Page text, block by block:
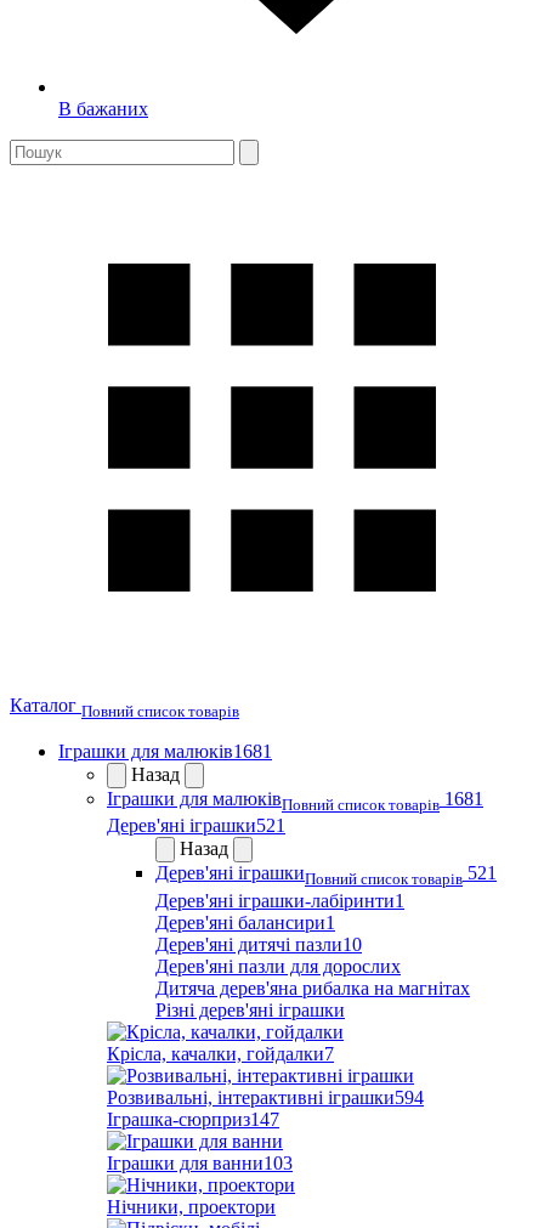
В бажаних
Каталог Повний список товарів
Іграшки для малюків1681
Назад
Іграшки для малюківПовний список товарів 1681
Дерев'яні іграшки521
Назад
Дерев'яні іграшкиПовний список товарів 521
Дерев'яні іграшки-лабіринти1
Дерев'яні балансири1
Дерев'яні дитячі пазли10
Дерев'яні пазли для дорослих
Дитяча дерев'яна рибалка на магнітах
Різні дерев'яні іграшки
Крісла, качалки, гойдалки7
Розвивальні, інтерактивні іграшки594
Іграшка-сюрприз147
Іграшки для ванни103
Нічники, проектори